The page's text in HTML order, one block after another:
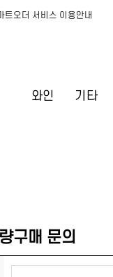
와인 기타
오더 서비스 이용안내
구매 문의